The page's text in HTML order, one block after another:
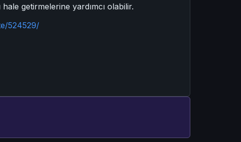
getirmelerine yardımcı olabilir.
524529/